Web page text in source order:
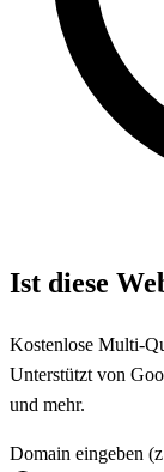
Ist diese
Kostenlose Multi-
Unterstützt von
und mehr.
Domain eingeben